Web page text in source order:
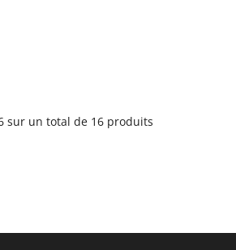
sur un total de 16 produits